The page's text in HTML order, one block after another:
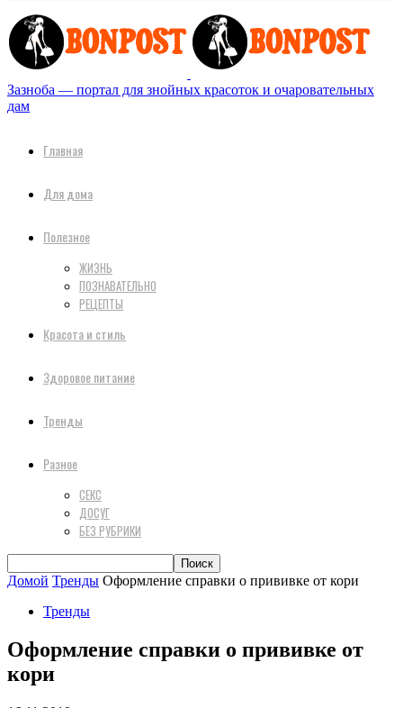
Зазноба — портал для знойных красоток и очаровательных
дам
Главная
Для дома
Полезное
ЖИЗНЬ
ПОЗНАВАТЕЛЬНО
РЕЦЕПТЫ
Красота и стиль
Здоровое питание
Тренды
Разное
СЕКС
ДОСУГ
БЕЗ РУБРИКИ
Домой Тренды Оформление справки о прививке от кори
Тренды
Оформление справки о прививке от
кори